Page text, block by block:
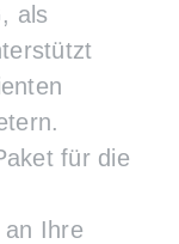
als
für die
an Ihre